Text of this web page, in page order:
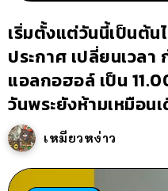
เริ่มตั้งแต่วันนี้เป็นต้น
ประกาศ เปลี่ยนเวล
แอลกอฮอล์ เป็น
วันพระยังห้ามเหมือน
เหมียวหง่าว